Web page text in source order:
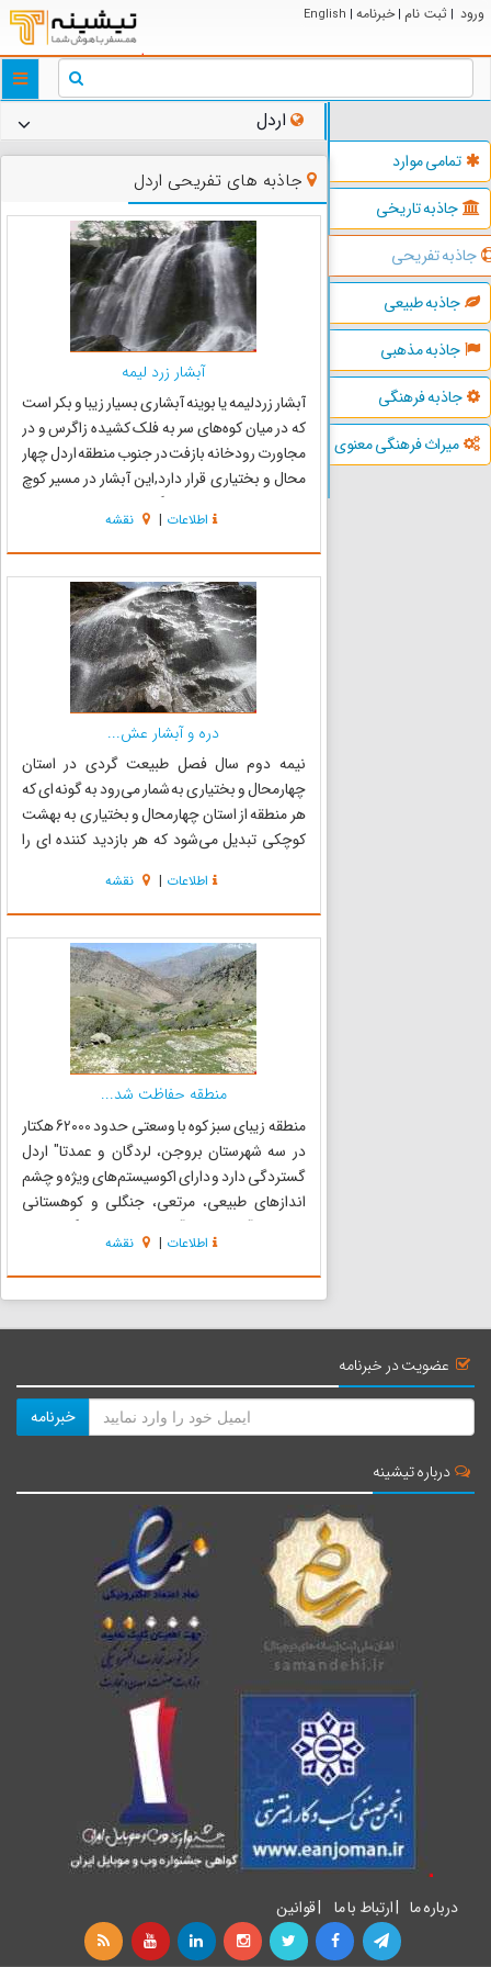
ورود | ثبت نام | خبرنامه |
English
تمامی موارد
جاذبه تاریخی
جاذبه تفریحی
جاذبه طبیعی
جاذبه مذهبی
جاذبه فرهنگی
میراث فرهنگی معنوی
اردل
جاذبه های تفریحی اردل
آبشار زرد لیمه
آبشار زردلیمه یا بوینه آبشاری بسیار زیبا و بکر است
که در میان کوه‌های سر به فلک کشیده زاگرس و در
مجاورت رودخانه بازفت در جنوب منطقه اردل چهار
محال و بختیاری قرار دارد,این آبشار در مسیر کوچ
عشایر واقع است. منطقه گرمسیری عشایر در پایین
دست دره، در مجاورت آبشار و منطقه سردسیری
آنها، در ب...
اطلاعات | نقشه
دره و آبشار عش...
نیمه دوم سال فصل طبیعت گردی در استان
چهارمحال و بختیاری به شمار می‌رود به گونه ای که
هر منطقه از استان چهارمحال و بختیاری به بهشت
کوچکی تبدیل می‌شود که هر بازدید کننده ای را
دارا بودن بیش از ۲۵۰ جاذبه شناخته شده طبیعی
تاریخی و مذهبی از مهمت...
اطلاعات | نقشه
منطقه حفاظت شد...
منطقه زیبای سبز کوه با وسعتی حدود 62000 هکتار
در سه شهرستان بروجن، لردگان و عمدتا" اردل
گستردگی دارد و دارای اکوسیستم‌های ویژه و چشم
اندازهای طبیعی، مرتعی، جنگلی و کوهستانی
می‌باشد. آبشارهای پرآب و دیدنی مثل تنگ زندان و
معدن زیبایی منطقه را دو برابر کرده است بلندترین
ارتفاع مربوط به...
اطلاعات | نقشه
عضویت در خبرنامه
خبرنامه
درباره تیشینه
درباره ما |ارتباط با ما |قوانین